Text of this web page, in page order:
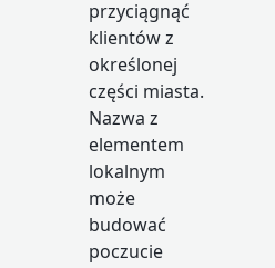
przyciągnąć
klientów z
określonej
części miasta.
Nazwa z
elementem
lokalnym
może
budować
poczucie